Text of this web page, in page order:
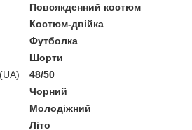
Повсякденний костюм
Костюм-двійка
Футболка
Шорти
48/50
Чорний
Молодіжний
Літо